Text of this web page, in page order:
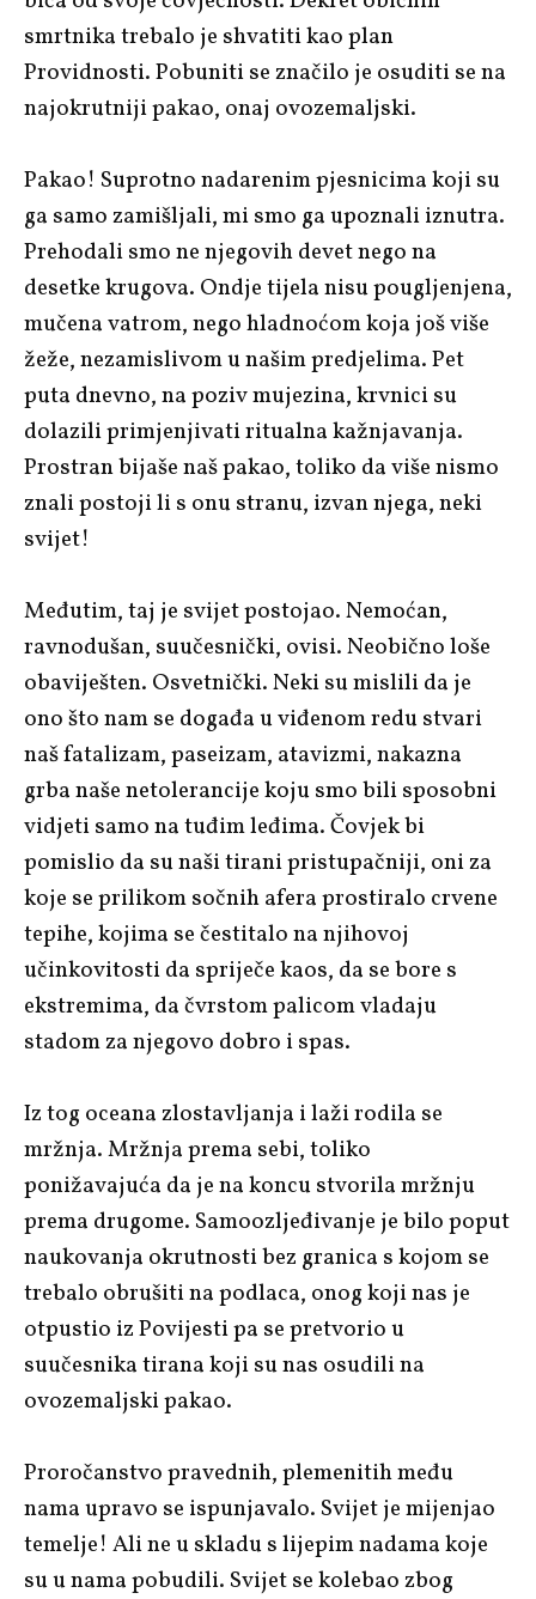
smrtnika trebalo je shvatiti kao plan
Providnosti. Pobuniti se značilo je osuditi se na
najokrutniji pakao, onaj ovozemaljski.
Pakao! Suprotno nadarenim pjesnicima koji su
ga samo zamišljali, mi smo ga upoznali iznutra.
Prehodali smo ne njegovih devet nego na
desetke krugova. Ondje tijela nisu pougljenjena,
mučena vatrom, nego hladnoćom koja još više
žeže, nezamislivom u našim predjelima. Pet
puta dnevno, na poziv mujezina, krvnici su
dolazili primjenjivati ritualna kažnjavanja.
Prostran bijaše naš pakao, toliko da više nismo
znali postoji li s onu stranu, izvan njega, neki
svijet!
Međutim, taj je svijet postojao. Nemoćan,
ravnodušan, suučesnički, ovisi. Neobično loše
obaviješten. Osvetnički. Neki su mislili da je
ono što nam se događa u viđenom redu stvari
naš fatalizam, paseizam, atavizmi, nakazna
grba naše netolerancije koju smo bili sposobni
vidjeti samo na tuđim leđima. Čovjek bi
pomislio da su naši tirani pristupačniji, oni za
koje se prilikom sočnih afera prostiralo crvene
tepihe, kojima se čestitalo na njihovoj
učinkovitosti da spriječe kaos, da se bore s
ekstremima, da čvrstom palicom vladaju
stadom za njegovo dobro i spas.
Iz tog oceana zlostavljanja i laži rodila se
mržnja. Mržnja prema sebi, toliko
ponižavajuća da je na koncu stvorila mržnju
prema drugome. Samoozljeđivanje je bilo poput
naukovanja okrutnosti bez granica s kojom se
trebalo obrušiti na podlaca, onog koji nas je
otpustio iz Povijesti pa se pretvorio u
suučesnika tirana koji su nas osudili na
ovozemaljski pakao.
Proročanstvo pravednih, plemenitih među
nama upravo se ispunjavalo. Svijet je mijenjao
temelje! Ali ne u skladu s lijepim nadama koje
su u nama pobudili. Svijet se kolebao zbog